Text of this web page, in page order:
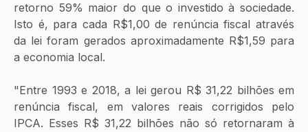
retorno 59% maior do que o investido à sociedade.
Isto é, para cada R$1,00 de renúncia fiscal através
da lei foram gerados aproximadamente R$1,59 para
a economia local.
"Entre 1993 e 2018, a lei gerou R$ 31,22 bilhões em
renúncia fiscal, em valores reais corrigidos pelo
IPCA. Esses R$ 31,22 bilhões não só retornaram à